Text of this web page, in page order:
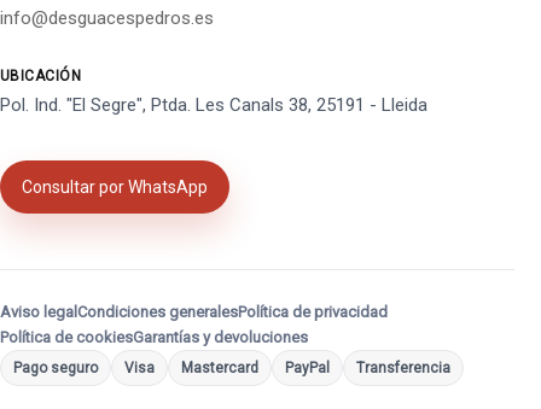
info@desguacespedros.es
UBICACIÓN
Pol. Ind. "El Segre", Ptda. Les Canals 38, 25191 - Lleida
Consultar por WhatsApp
Aviso legal Condiciones generalesPolítica de privacidad
Política de cookiesGarantías y devoluciones
Pago seguro Visa Mastercard PayPal Transferencia